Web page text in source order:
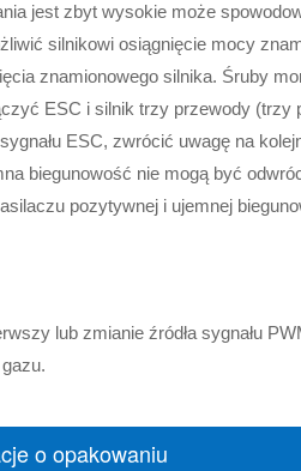
jest zbyt wysokie może
silnikowi osiągnięcie mocy
znamionowego silnika. Śruby
ESC i silnik trzy przewody
ESC, zwrócić uwagę na
biegunowość nie mogą być
pozytywnej i ujemnej
lub zmianie źródła sygnału
o opakowaniu